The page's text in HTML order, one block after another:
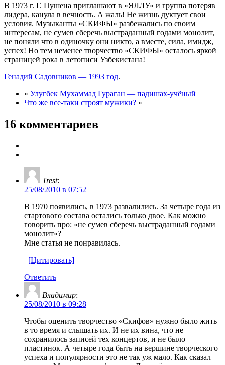
В 1973 г. Г. Пушена приглашают в «ЯЛЛУ» и группа потеряв
лидера, канула в вечность. А жаль! Не жизнь дуктует свои
условия. Музыканты «СКИФЫ» разбежались по своим
интересам, не сумев сберечь выстраданный годами монолит,
не поняли что в одиночку они никто, а вместе, сила, имидж,
успех! Но тем неменее творчество «СКИФЫ» осталось яркой
страницей рока в летописи Узбекистана!
Генадий Садовников — 1993 год.
« Улугбек Мухаммад Гураган — падишах-учёный
Что же все-таки строят мужики? »
16 комментариев
Trest:
25/08/2010 в 07:52
В 1970 появились, в 1973 развалились. За четыре года из
стартового состава остались только двое. Как можно
говорить про: «не сумев сберечь выстраданный годами
монолит»?
Мне статья не понравилась.
[Цитировать]
Ответить
Владимир:
25/08/2010 в 09:28
Чтобы оценить творчество «Скифов» нужно было жить
в то время и слышать их. И не их вина, что не
сохранилось записей тех концертов, и не было
пластинок. А четыре года быть на вершине творческого
успеха и популярности это не так уж мало. Как сказал